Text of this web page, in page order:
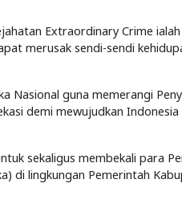
Extraordinary Crime
merusak sendi-sendi
Nasional guna memerangi
demi mewujudkan Indonesia
sekaligus membekali para
di lingkungan Pemerintah